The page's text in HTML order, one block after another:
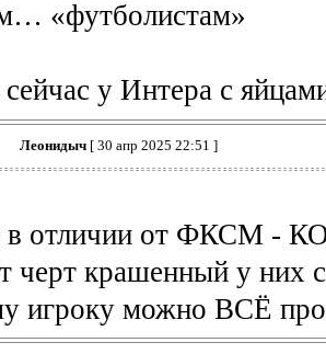
«футболистам»
у Интера с
Леонидыч[ 30 апр 2025 22:51 ]
в отличии от ФКСМ -
черт крашенный у них
игроку можно ВСЁ